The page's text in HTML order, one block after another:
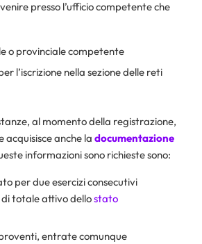
presso l’ufficio competente che
o provinciale competente
l’iscrizione nella sezione delle reti
al momento della registrazione,
acquisisce anche la documentazione
informazioni sono richieste sono:
per due esercizi consecutivi
totale attivo dellostato
entrate comunque